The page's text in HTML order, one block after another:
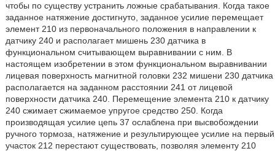
чтобы по существу устранить ложные срабатывания. Когда такое
заданное натяжение достигнуто, заданное усилие перемещает
элемент 210 из первоначального положения в направлении к
датчику 240 и располагает мишень 230 датчика в
функциональном считывающем выравнивании с ним. В
настоящем изобретении в этом функциональном выравнивании
лицевая поверхность магнитной головки 232 мишени 230 датчика
располагается на заданном расстоянии 241 от лицевой
поверхности датчика 240. Перемещение элемента 210 к датчику
240 сжимает сжимаемое упругое средство 250. Когда
производящая усилие цепь 37 ослаблена при высвобождении
ручного тормоза, натяжение и результирующее усилие на первый
участок 212 перестают существовать, позволяя элементу 210